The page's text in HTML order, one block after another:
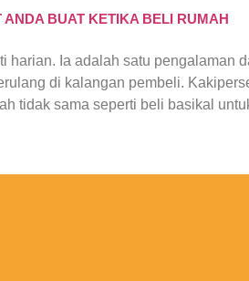
BUAT KETIKA BELI RUMAH
harian. Ia adalah satu
di kalangan pembeli.
tidak sama seperti beli basikal